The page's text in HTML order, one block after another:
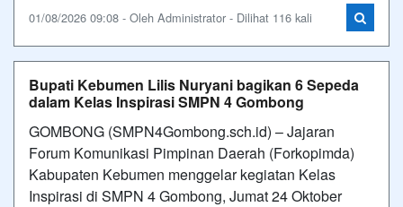
01/08/2026 09:08 - Oleh Administrator - Dilihat 116 kali
Bupati Kebumen Lilis Nuryani bagikan 6 Sepeda
dalam Kelas Inspirasi SMPN 4 Gombong
GOMBONG (SMPN4Gombong.sch.id) – Jajaran
Forum Komunikasi Pimpinan Daerah (Forkopimda)
Kabupaten Kebumen menggelar kegiatan Kelas
Inspirasi di SMPN 4 Gombong, Jumat 24 Oktober